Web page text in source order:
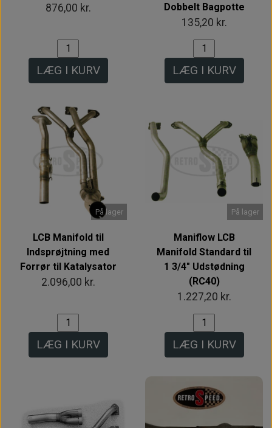
876,00 kr.
LÆG I KURV
Dobbelt Bagpotte
135,20 kr.
LÆG I KURV
På lager
LCB Manifold til
Indsprøjtning med
Forrør til Katalysator
2.096,00 kr.
LÆG I KURV
På lager
Maniflow LCB
Manifold Standard til
1 3/4" Udstødning
(RC40)
1.227,20 kr.
LÆG I KURV